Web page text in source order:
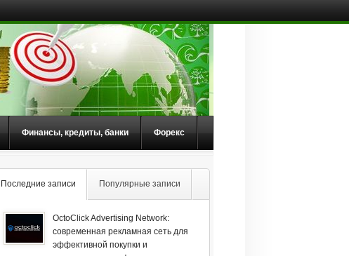
Финансы, кредиты, банки Форекс
Последние записи Популярные записи
OctoClick Advertising Network:
современная рекламная сеть для
эффективной покупки и